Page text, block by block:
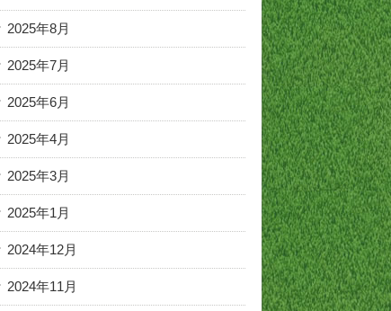
2025年8月
2025年7月
2025年6月
2025年4月
2025年3月
2025年1月
2024年12月
2024年11月